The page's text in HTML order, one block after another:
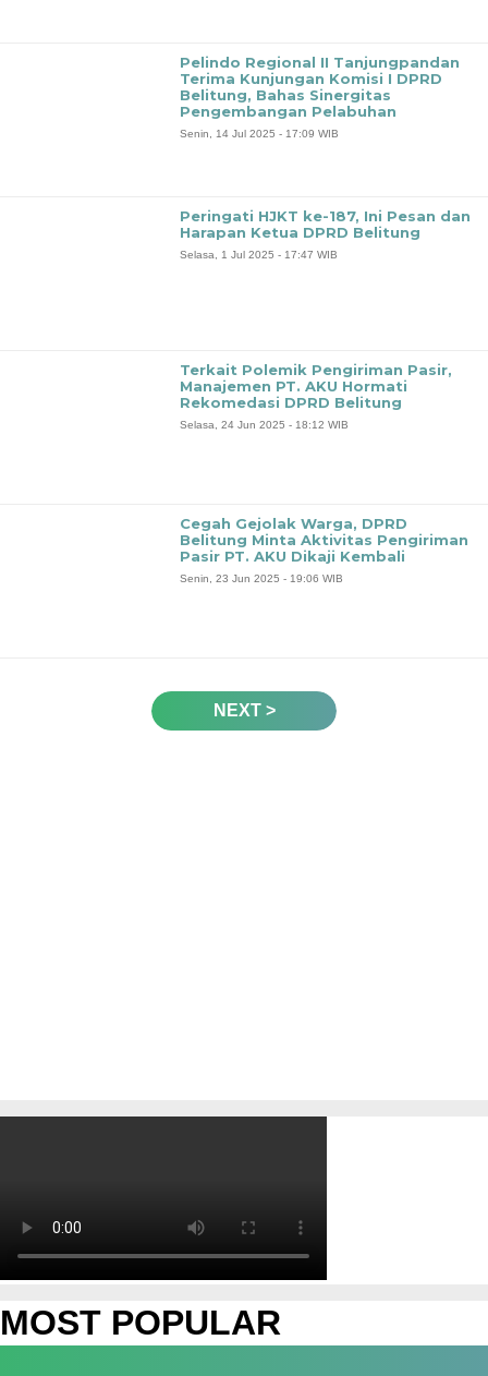
MOST POPULAR
‎Pelindo Regional II Tanjungpandan
Terima Kunjungan Komisi I DPRD
Belitung, Bahas Sinergitas
Pengembangan Pelabuhan
Senin, 14 Jul 2025 - 17:09 WIB
Peringati HJKT ke-187, Ini Pesan dan
Harapan Ketua DPRD Belitung
Selasa, 1 Jul 2025 - 17:47 WIB
Terkait Polemik Pengiriman Pasir,
Manajemen PT. AKU Hormati
Rekomedasi DPRD Belitung
Selasa, 24 Jun 2025 - 18:12 WIB
Cegah Gejolak Warga, DPRD
Belitung Minta Aktivitas Pengiriman
Pasir PT. AKU Dikaji Kembali
Senin, 23 Jun 2025 - 19:06 WIB
NEXT >